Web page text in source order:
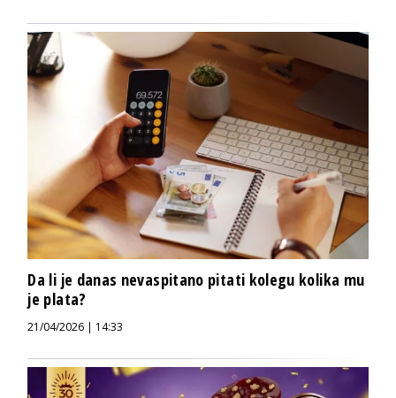
Da li je danas nevaspitano pitati kolegu kolika mu
je plata?
21/04/2026 | 14:33